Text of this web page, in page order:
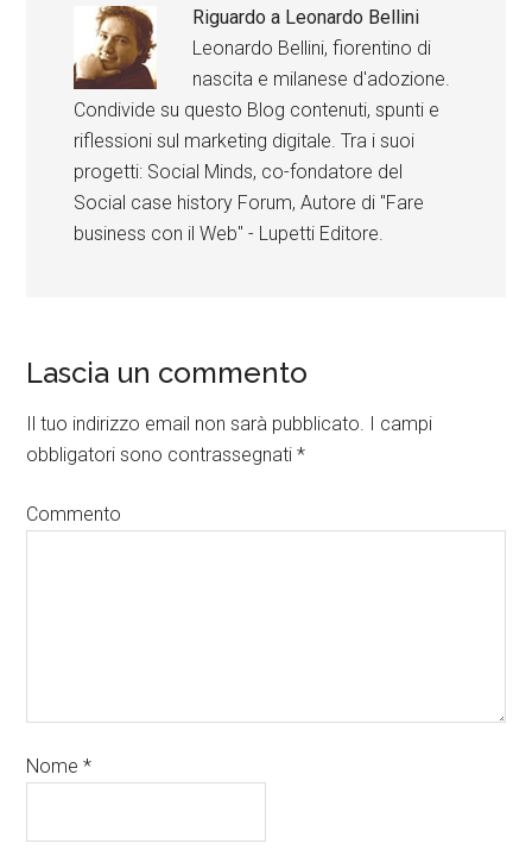
Riguardo a Leonardo Bellini
Leonardo Bellini, fiorentino di
nascita e milanese d'adozione.
Condivide su questo Blog contenuti, spunti e
riflessioni sul marketing digitale. Tra i suoi
progetti: Social Minds, co-fondatore del
Social case history Forum, Autore di "Fare
business con il Web" - Lupetti Editore.
Lascia un commento
Il tuo indirizzo email non sarà pubblicato. I campi
obbligatori sono contrassegnati*
Commento
Nome*